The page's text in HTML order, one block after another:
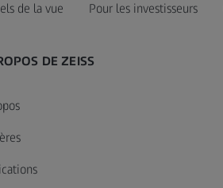
de la vue Pour les investisseurs
DE ZEISS